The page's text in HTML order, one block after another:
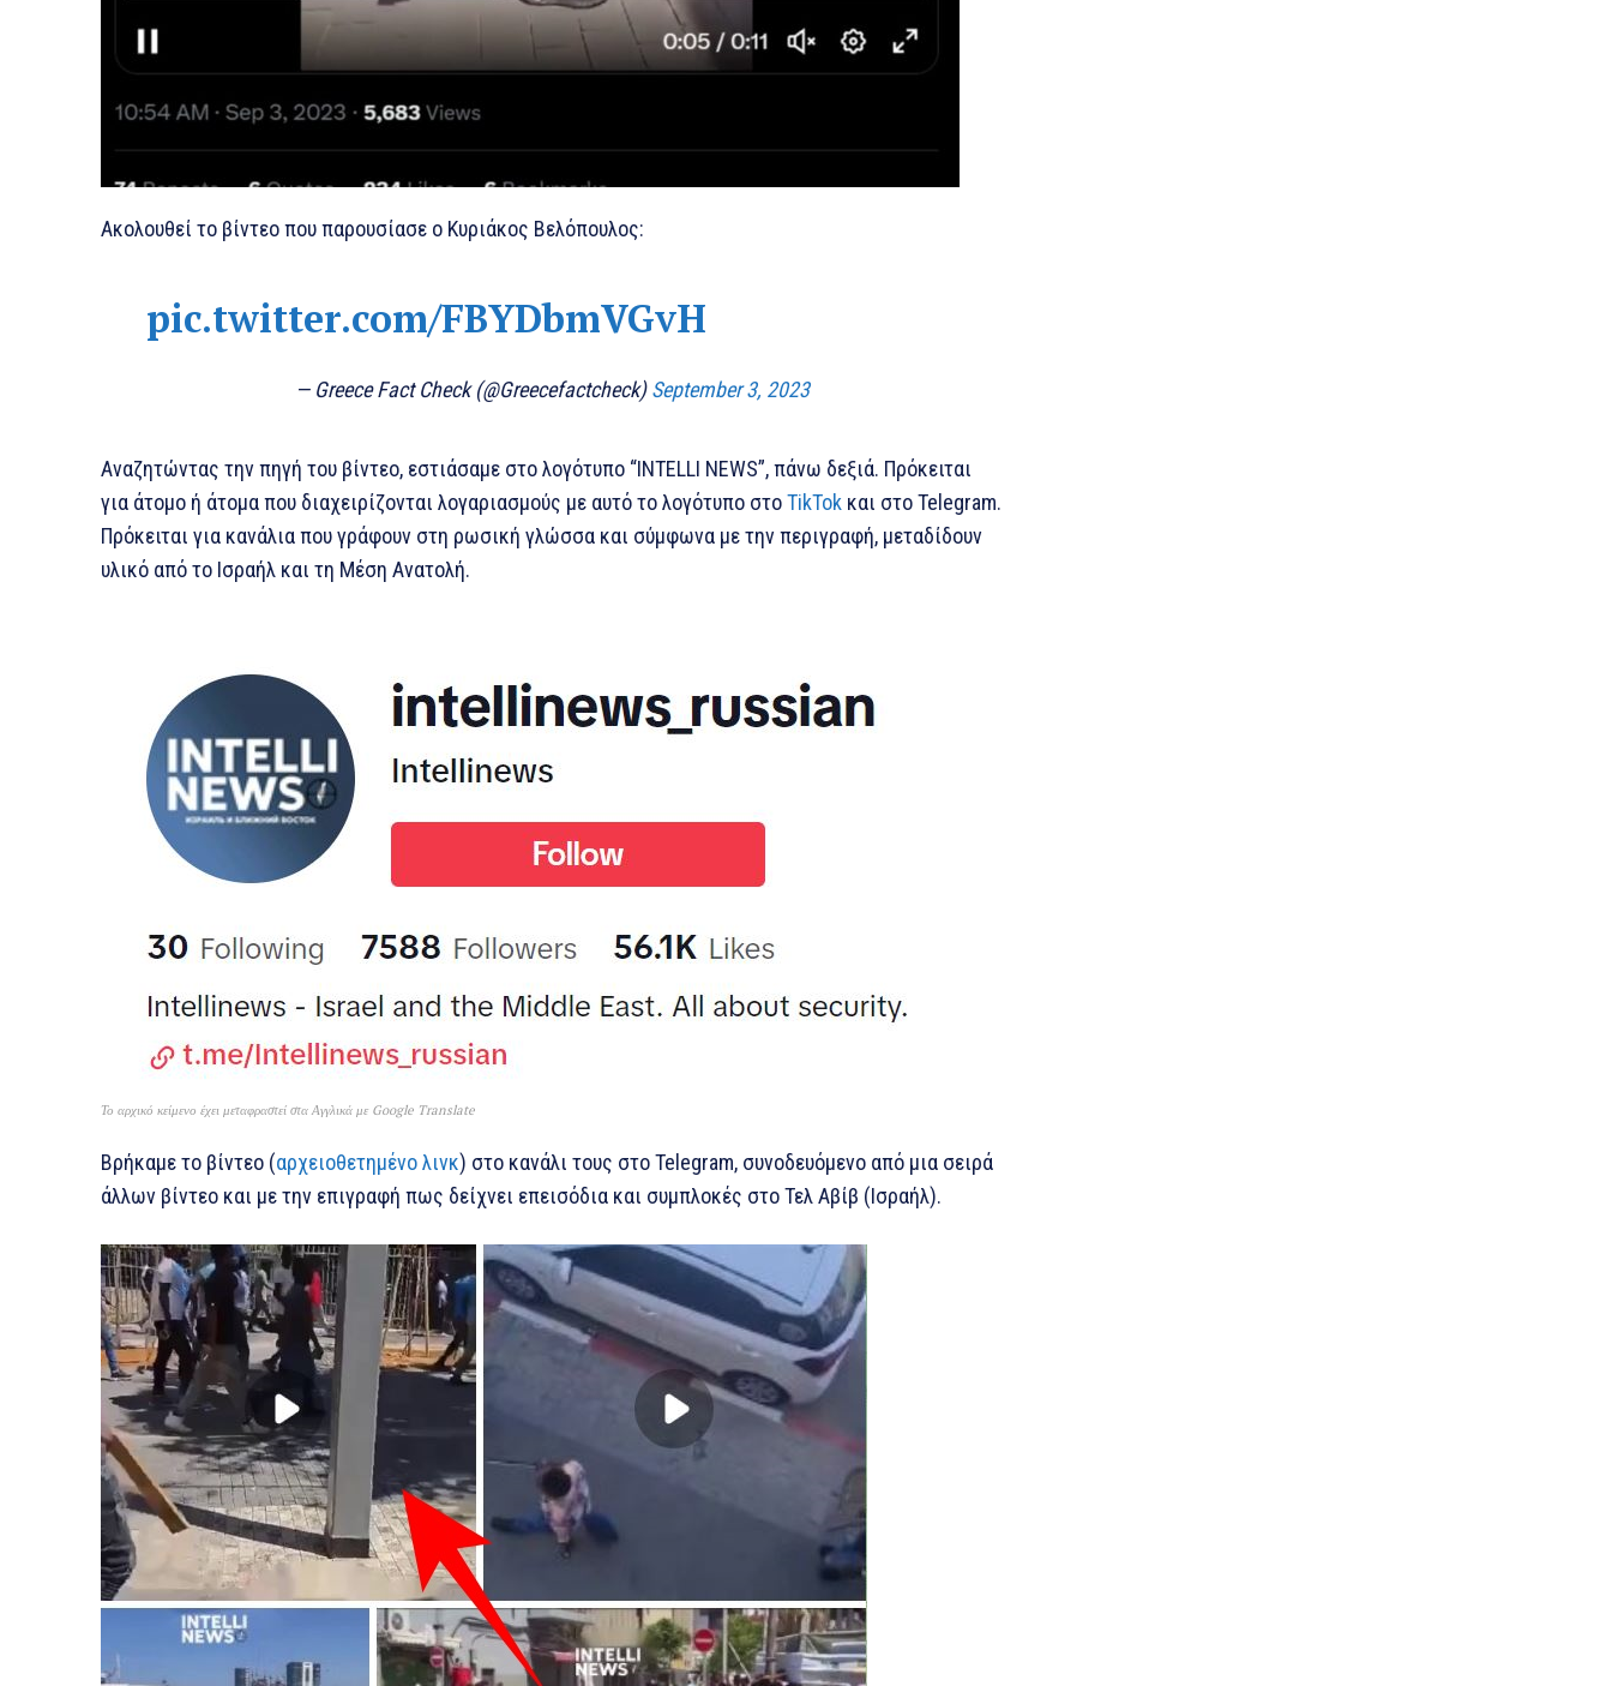
Ακολουθεί το βίντεο που παρουσίασε ο Κυριάκος Βελόπουλος:
pic.twitter.com/FBYDbmVGvH
— Greece Fact Check (@Greecefactcheck)September 3, 2023
Αναζητώντας την πηγή του βίντεο, εστιάσαμε στο λογότυπο “INTELLI NEWS”, πάνω δεξιά. Πρόκειται
για άτομο ή άτομα που διαχειρίζονται λογαριασμούς με αυτό το λογότυπο στοTikTok και στο Telegram.
Πρόκειται για κανάλια που γράφουν στη ρωσική γλώσσα και σύμφωνα με την περιγραφή, μεταδίδουν
υλικό από το Ισραήλ και τη Μέση Ανατολή.
Το αρχικό κείμενο έχει μεταφραστεί στα Αγγλικά με Google Translate
Βρήκαμε το βίντεο (αρχειοθετημένο λινκ) στο κανάλι τους στο Telegram, συνοδευόμενο από μια σειρά
άλλων βίντεο και με την επιγραφή πως δείχνει επεισόδια και συμπλοκές στο Τελ Αβίβ (Ισραήλ).